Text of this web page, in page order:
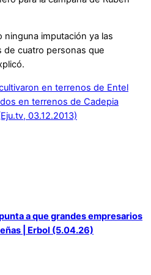
ninguna imputación ya las
cuatro personas que
en terrenos de Entel
en terrenos de Cadepia
03.12.2013)
a que grandes empresarios
| Erbol (5.04.26)